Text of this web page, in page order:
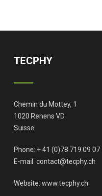
TECPHY
Chemin du Mottey, 1
1020 Renens VD
Suisse
Phone: + 41 (0)78 719 09 07
E-mail:contact@tecphy.ch
Website:www.tecphy.ch